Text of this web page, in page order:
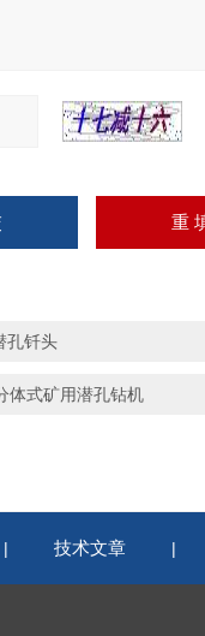
孔钎头
体式矿用潜孔钻机
技术文章 |